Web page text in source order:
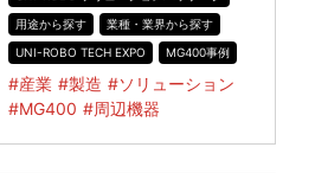
用途から探す
業種・業界から探す
UNI-ROBO TECH EXPO
MG400事例
#産業 #製造 #ソリューション
#MG400 #周辺機器